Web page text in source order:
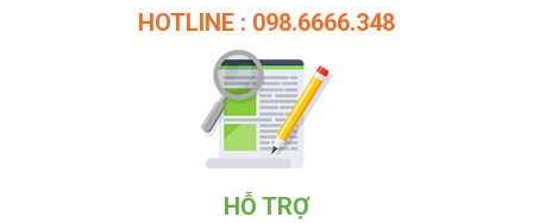
HOTLINE : 098.6666.348
HỖ TRỢ